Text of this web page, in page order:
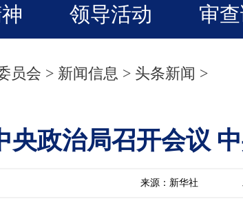
领导活动 审
员会 > 新闻信息 > 头条新闻 >
央政治局召开会议
来源：新华社